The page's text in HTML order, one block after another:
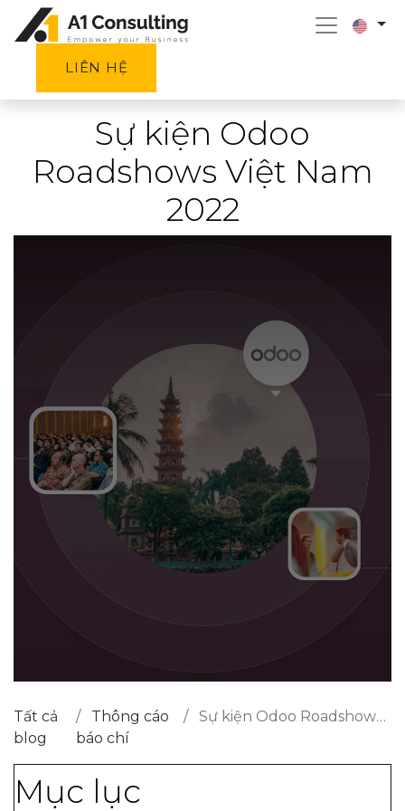
LIÊN HỆ
Sự kiện Odoo
Roadshows Việt Nam
2022
Tất cả
blog
Thông cáo
báo chí
Sự kiện Odoo Roadshows Việt Nam 2022
Mục lục